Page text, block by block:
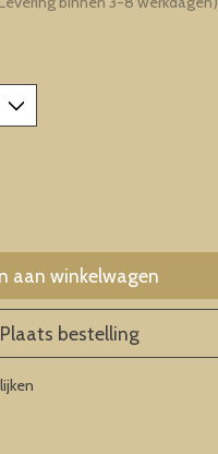
aan winkelwagen
Plaats bestelling